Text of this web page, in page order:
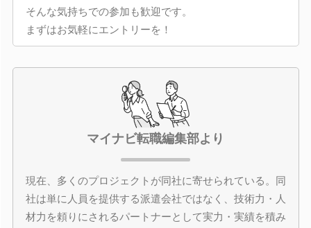
そんな気持ちでの参加も歓迎です。
まずはお気軽にエントリーを！
マイナビ転職編集部より
現在、多くのプロジェクトが同社に寄せられている。同
社は単に人員を提供する派遣会社ではなく、技術力・人
材力を頼りにされるパートナーとして実力・実績を積み